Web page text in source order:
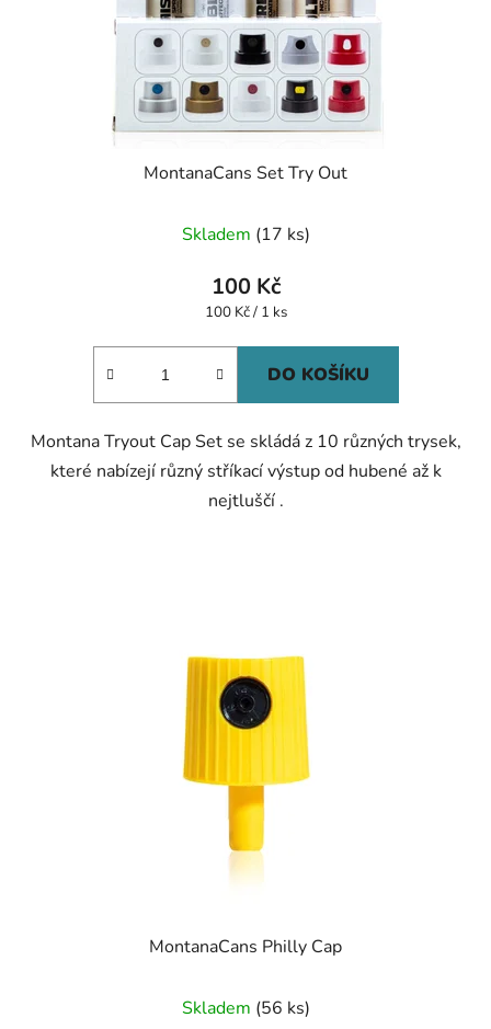
MontanaCans Set Try Out
Skladem (17 ks)
100 Kč
Měrná
100 Kč / 1 ks
DO KOŠÍKU
Montana Tryout Cap Set se skládá z 10 různých trysek,
které nabízejí různý stříkací výstup od hubené až k
nejtluščí .
MontanaCans Philly Cap
hodnocení
Skladem (56 ks)